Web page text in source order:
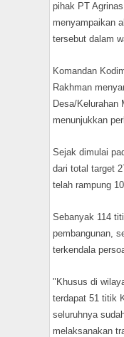
pihak PT
menyampaikan
tersebut dalam
Komandan
Rakhman
Desa/Kelurahan
menunjukkan
Sejak dimulai
dari total target
telah rampung
Sebanyak 114
pembangunan,
terkendala
"Khusus di
terdapat 51 titik
seluruhnya
melaksanakan